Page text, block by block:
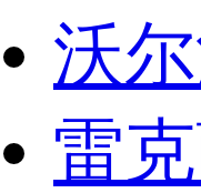
沃
雷